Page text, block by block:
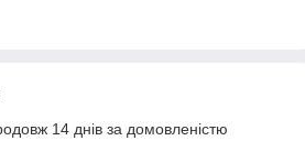
14 днів за домовленістю